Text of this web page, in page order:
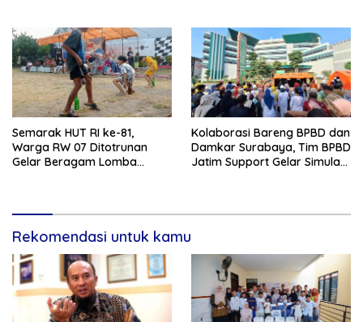
Semarak HUT RI ke-81,
Warga RW 07 Ditotrunan
Gelar Beragam Lomba
Kolaborasi Bareng BPBD dan
Damkar Surabaya, Tim BPBD
Jatim Support Gelar Simulasi
Rekomendasi untuk kamu